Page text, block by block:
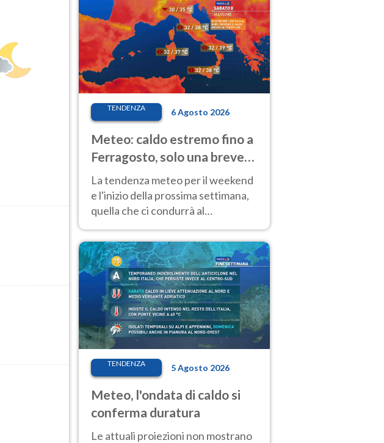
TENDENZA 6 Agosto 2026
Meteo: caldo estremo fino a
Ferragosto, solo una breve
pausa. Ecco dove
La tendenza meteo per il weekend
e l'inizio della prossima settimana,
quella che ci condurrà al
temperature molto elevate
TENDENZA 5 Agosto 2026
Meteo, l'ondata di caldo si
conferma duratura
Le attuali proiezioni non mostrano